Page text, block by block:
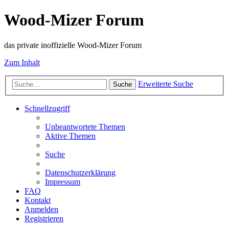
Wood-Mizer Forum
das private inoffizielle Wood-Mizer Forum
Zum Inhalt
Suche Erweiterte Suche
Schnellzugriff
Unbeantwortete Themen
Aktive Themen
Suche
Datenschutzerklärung
Impressum
FAQ
Kontakt
Anmelden
Registrieren